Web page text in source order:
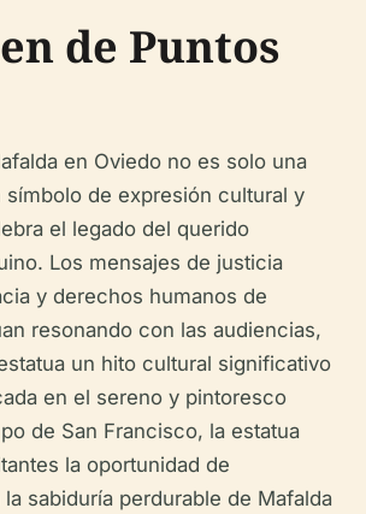
de Puntos
en Oviedo no es solo una
símbolo de expresión cultural y
el legado del querido
Los mensajes de justicia
y derechos humanos de
resonando con las audiencias,
un hito cultural significativo
en el sereno y pintoresco
de San Francisco, la estatua
la oportunidad de
sabiduría perdurable de Mafalda